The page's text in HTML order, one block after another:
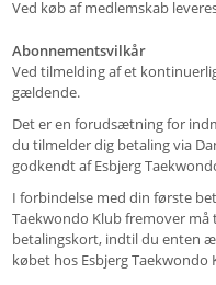
Ved køb af medlemskab
Abonnementsvilkår
Ved tilmelding af et
gældende.
Det er en forudsætning for
du tilmelder dig betaling via
godkendt af Esbjerg
I forbindelse med din første
Taekwondo Klub fremover
betalingskort, indtil du enten
købet hos Esbjerg Taekwondo